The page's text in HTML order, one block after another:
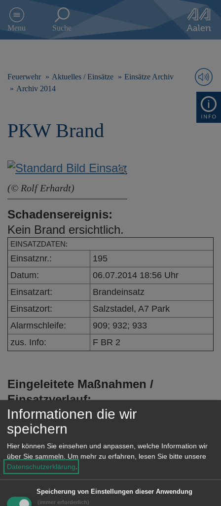
e
n
Menu Suche
Feuerwehr Aktuelles / Einsätze
Einsätze Archiv
Archiv 2014
PKW Brand
(© Rolf Erhardt)
Schadensereignis:
Kein Brand ersichtlich.
EINSATZDATEN:
Einsatznr.:
195
Datum:
06.07.2014 18:56 Uhr
Einsatzart:
Brandeinsatz
Einsatzort:
Salzstadel, A7 Park
Alarmschleife:
909; 932; 933
zus. Info:
F BR 2
Eingeleitete Maßnahmen /
Einsatzverlauf:
Beim Eintreffen der Feuerwehr war
kein Brand ersichtlich. Es wurde eine
Technische Ursache für die
Rauchentwicklung vermutet. Nach der
Kontrolle der Einsatzstelle rückten die
Kräfte wider ein.
Informationen die wir
speichern
Hier können Sie einsehen und anpassen, welche Information wir
über Sie sammeln. Um mehr zu erfahren, lesen Sie bitte unsere
Datenschutzerklärung.
Speicherung von Einstellungen dieser Anwendung
(immer erforderlich)